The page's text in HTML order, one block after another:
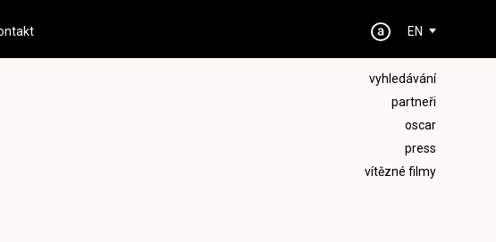
EN
vyhledávání
partneři
oscar
press
vítězné filmy